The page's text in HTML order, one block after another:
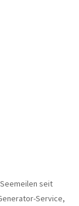
seit
Service,